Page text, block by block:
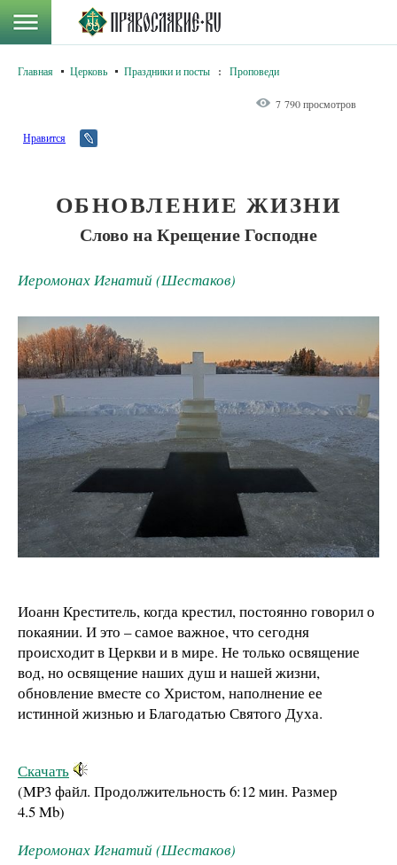
Главная Церковь Праздники и посты : Проповеди
7 790 просмотров
Нравится
ОБНОВЛЕНИЕ ЖИЗНИ
Слово на Крещение Господне
Иеромонах Игнатий (Шестаков)
Иоанн Креститель, когда крестил, постоянно говорил о
покаянии. И это – самое важное, что сегодня
происходит в Церкви и в мире. Не только освящение
вод, но освящение наших душ и нашей жизни,
обновление вместе со Христом, наполнение ее
истинной жизнью и Благодатью Святого Духа.
Скачать
(MP3 файл. Продолжительность6:12 мин. Размер
4.5 Mb)
Иеромонах Игнатий (Шестаков)